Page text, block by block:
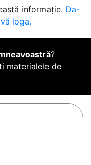
informație. Da-
loga.
?
materialele de